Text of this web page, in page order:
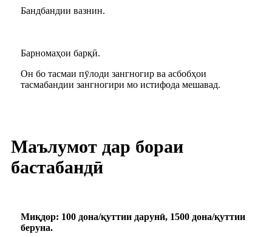
Бандбандии вазнин.
Барномаҳои барқӣ.
Он бо тасмаи пӯлоди зангногир ва асбобҳои
тасмабандии зангногири мо истифода мешавад.
Маълумот дар бораи
бастабандӣ
Миқдор: 100 дона/қуттии дарунӣ, 1500 дона/қуттии
беруна.